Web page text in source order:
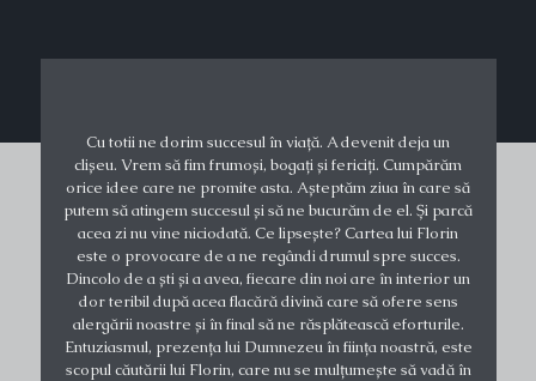
Cu totii ne dorim succesul în viață. A devenit deja un
clișeu. Vrem să fim frumoși, bogați și fericiți. Cumpărăm
orice idee care ne promite asta. Așteptăm ziua în care să
putem să atingem succesul și să ne bucurăm de el. Și parcă
acea zi nu vine niciodată. Ce lipsește? Cartea lui Florin
este o provocare de a ne regândi drumul spre succes.
Dincolo de a ști și a avea, fiecare din noi are în interior un
dor teribil după acea flacără divină care să ofere sens
alergării noastre și în final să ne răsplătească eforturile.
Entuziasmul, prezența lui Dumnezeu în ființa noastră, este
scopul căutării lui Florin, care nu se mulțumește să vadă în